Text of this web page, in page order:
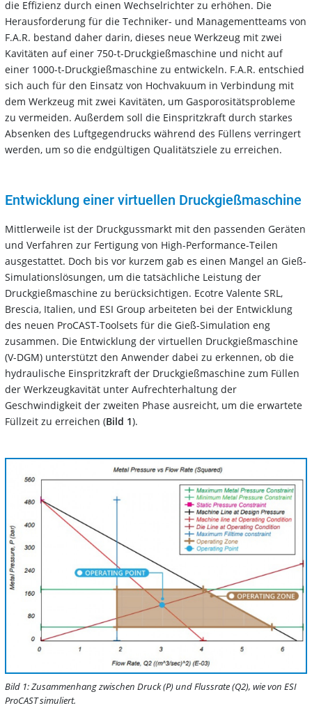
die Effizienz durch einen Wechselrichter zu erhöhen. Die
Herausforderung für die Techniker- und Managementteams von
F.A.R. bestand daher darin, dieses neue Werkzeug mit zwei
Kavitäten auf einer 750-t-Druckgießmaschine und nicht auf
einer 1000-t-Druckgießmaschine zu entwickeln. F.A.R. entschied
sich auch für den Einsatz von Hochvakuum in Verbindung mit
dem Werkzeug mit zwei Kavitäten, um Gasporositätsprobleme
zu vermeiden. Außerdem soll die Einspritzkraft durch starkes
Absenken des Luftgegendrucks während des Füllens verringert
werden, um so die endgültigen Qualitätsziele zu erreichen.
Entwicklung einer virtuellen Druckgießmaschine
Mittlerweile ist der Druckgussmarkt mit den passenden Geräten
und Verfahren zur Fertigung von High-Performance-Teilen
ausgestattet. Doch bis vor kurzem gab es einen Mangel an Gieß-
Simulationslösungen, um die tatsächliche Leistung der
Druckgießmaschine zu berücksichtigen. Ecotre Valente SRL,
Brescia, Italien, und ESI Group arbeiteten bei der Entwicklung
des neuen ProCAST-Toolsets für die Gieß-Simulation eng
zusammen. Die Entwicklung der virtuellen Druckgießmaschine
(V-DGM) unterstützt den Anwender dabei zu erkennen, ob die
hydraulische Einspritzkraft der Druckgießmaschine zum Füllen
der Werkzeugkavität unter Aufrechterhaltung der
Geschwindigkeit der zweiten Phase ausreicht, um die erwartete
Füllzeit zu erreichen (Bild 1).
Bild 1: Zusammenhang zwischen Druck (P) und Flussrate (Q2), wie von ESI
ProCAST simuliert.